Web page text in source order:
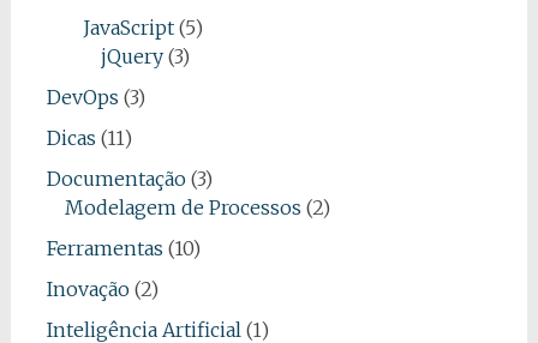
JavaScript(5)
jQuery(3)
DevOps (3)
Dicas (11)
Documentação(3)
Modelagem de Processos (2)
Ferramentas (10)
Inovação(2)
Inteligência Artificial(1)